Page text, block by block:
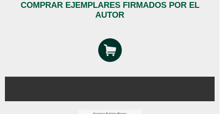
COMPRAR EJEMPLARES FIRMADOS POR EL
AUTOR